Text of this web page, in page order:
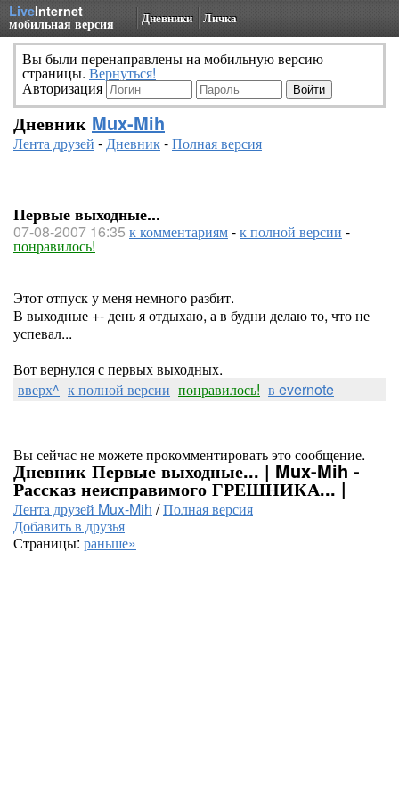
LiveInternet
мобильная версия Дневники Личка
Вы были перенаправлены на мобильную версию
страницы. Вернуться!
Авторизация
Дневник Mux-Mih
Лента друзей -Дневник-Полная версия
Первые выходные...
07-08-2007 16:35 к комментариям-к полной версии -
понравилось!
Этот отпуск у меня немного разбит.
В выходные +- день я отдыхаю, а в будни делаю то, что не
успевал...
Вот вернулся с первых выходных.
вверх^ к полной версии понравилось! в evernote
Вы сейчас не можете прокомментировать это сообщение.
Дневник Первые выходные... | Mux-Mih -
Рассказ неисправимого ГРЕШНИКА... |
Лента друзей Mux-Mih /Полная версия
Добавить в друзья
Страницы: раньше»